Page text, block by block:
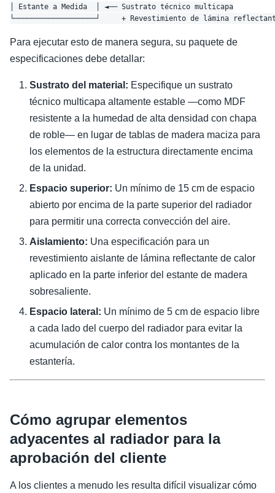
│ Estante a Medida  │ ◄── Sustrato técnico multicapa
Para ejecutar esto de manera segura, su paquete de
especificaciones debe detallar:
Sustrato del material: Especifique un sustrato
técnico multicapa altamente estable —como MDF
resistente a la humedad de alta densidad con chapa
de roble— en lugar de tablas de madera maciza para
los elementos de la estructura directamente encima
de la unidad.
Espacio superior: Un mínimo de 15 cm de espacio
abierto por encima de la parte superior del radiador
para permitir una correcta convección del aire.
Aislamiento: Una especificación para un
revestimiento aislante de lámina reflectante de calor
aplicado en la parte inferior del estante de madera
sobresaliente.
Espacio lateral: Un mínimo de 5 cm de espacio libre
a cada lado del cuerpo del radiador para evitar la
acumulación de calor contra los montantes de la
estantería.
Cómo agrupar elementos
adyacentes al radiador para la
aprobación del cliente
A los clientes a menudo les resulta difícil visualizar cómo